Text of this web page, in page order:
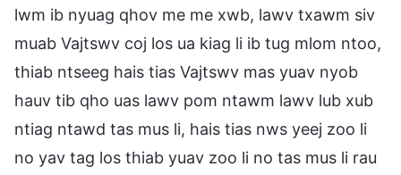
lwm ib nyuag qhov me me xwb, lawv txawm siv
muab Vajtswv coj los ua kiag li ib tug mlom ntoo,
thiab ntseeg hais tias Vajtswv mas yuav nyob
hauv tib qho uas lawv pom ntawm lawv lub xub
ntiag ntawd tas mus li, hais tias nws yeej zoo li
no yav tag los thiab yuav zoo li no tas mus li rau